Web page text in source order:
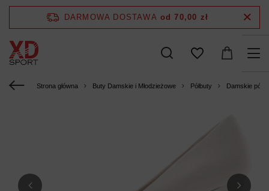
DARMOWA DOSTAWA od 70,00 zł
Strona główna Buty Damskie i Młodzieżowe Półbuty Damskie